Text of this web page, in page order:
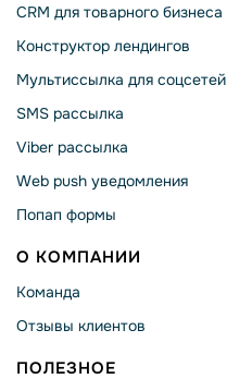
CRM для товарного бизнеса
Конструктор лендингов
Мультиссылка для соцсетей
SMS рассылка
Viber рассылка
Web push уведомления
Попап формы
О КОМПАНИИ
Команда
Отзывы клиентов
ПОЛЕЗНОЕ